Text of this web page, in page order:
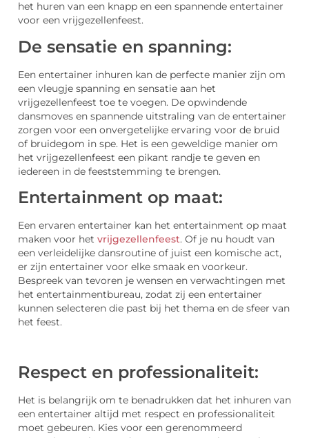
het huren van een knapp en een spannende entertainer
voor een vrijgezellenfeest.
De sensatie en spanning:
Een entertainer inhuren kan de perfecte manier zijn om
een vleugje spanning en sensatie aan het
vrijgezellenfeest toe te voegen. De opwindende
dansmoves en spannende uitstraling van de entertainer
zorgen voor een onvergetelijke ervaring voor de bruid
of bruidegom in spe. Het is een geweldige manier om
het vrijgezellenfeest een pikant randje te geven en
iedereen in de feeststemming te brengen.
Entertainment op maat:
Een ervaren entertainer kan het entertainment op maat
maken voor het vrijgezellenfeest. Of je nu houdt van
een verleidelijke dansroutine of juist een komische act,
er zijn entertainer voor elke smaak en voorkeur.
Bespreek van tevoren je wensen en verwachtingen met
het entertainmentbureau, zodat zij een entertainer
kunnen selecteren die past bij het thema en de sfeer van
het feest.
Respect en professionaliteit:
Het is belangrijk om te benadrukken dat het inhuren van
een entertainer altijd met respect en professionaliteit
moet gebeuren. Kies voor een gerenommeerd